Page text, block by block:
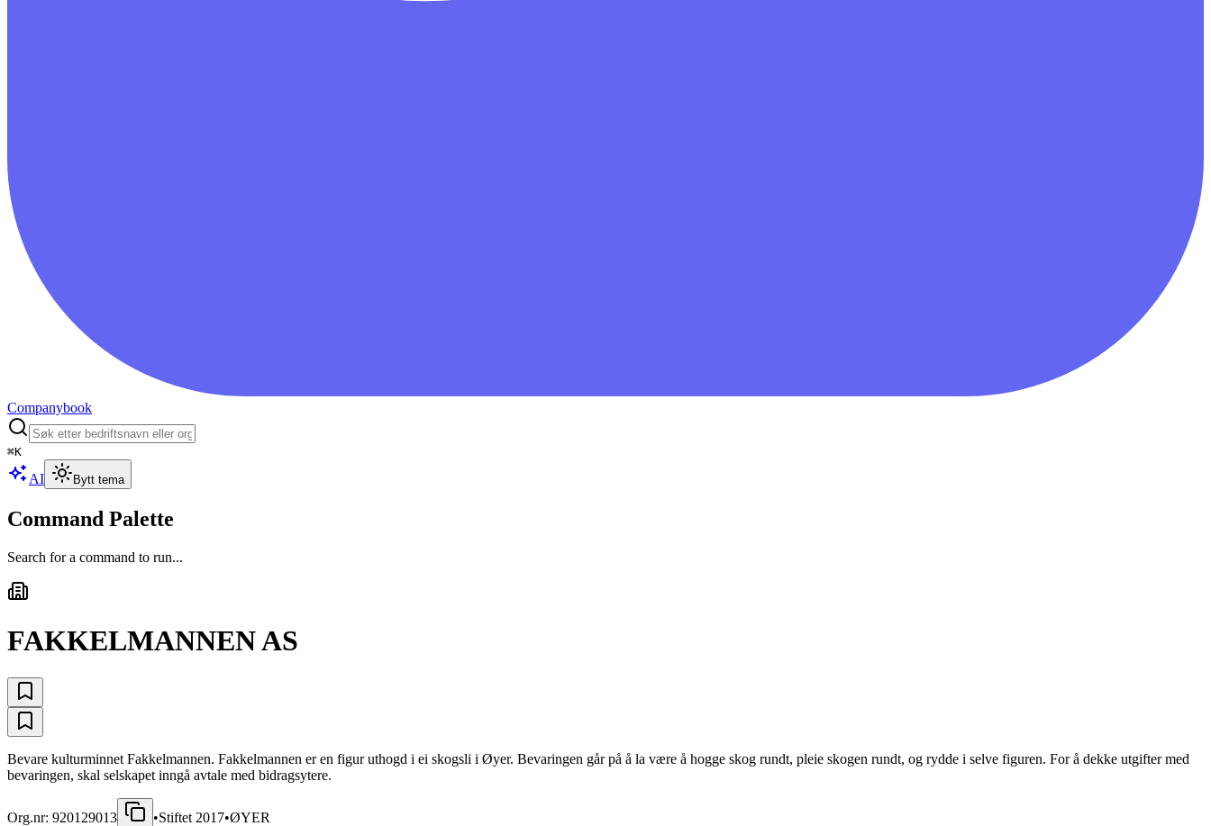
Companybook
⌘K
AI Bytt tema
Command Palette
Search for a command to run...
FAKKELMANNEN AS
Bevare kulturminnet Fakkelmannen. Fakkelmannen er en figur uthogd i ei skogsli i Øyer. Bevaringen går på å la være å hogge skog rundt, pleie skogen rundt, og rydde i selve figuren. For å dekke utgifter med
bevaringen, skal selskapet inngå avtale med bidragsytere.
Org.nr: 920129013 •Stiftet 2017•ØYER